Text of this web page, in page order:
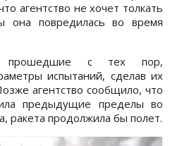
агентство не хочет толкать
она повредилась во время
с тех пор,
испытаний, сделав их
агентство сообщило, что
предыдущие пределы во
ракета продолжила бы полет.